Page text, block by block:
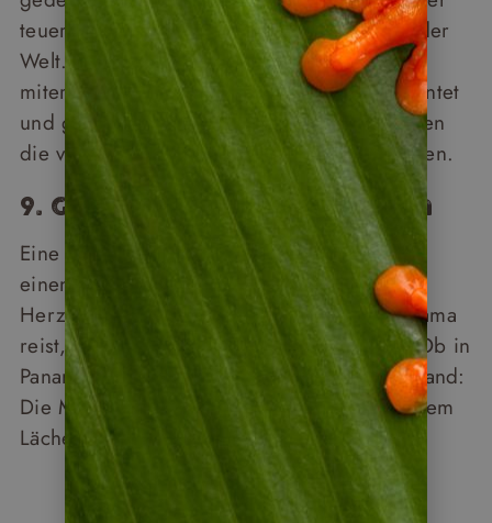
teuersten und aromatischsten Kaffeesorten der
Welt. Auf Kaffeetouren können Besucher
miterleben, wie die Bohnen angebaut, geerntet
und geröstet werden – und bei Verkostungen
die vielfältigen Geschmacksnuancen genießen.
9. Gastfreundliche Menschen
Eine der schönsten Schätze, die Panama für
einen Urlaub so reizvoll machen, ist die
Herzlichkeit der Menschen. Wer durch Panama
reist, wird sich schnell willkommen fühlen. Ob in
Panama City oder auf einem Dorf im Hinterland:
Die Menschen begegnen Reisenden mit einem
Lächeln und großer Hilfsbereitschaft.